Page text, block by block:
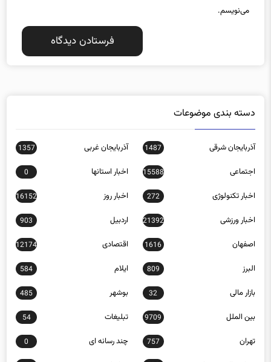
می‌نویسم.
دسته بندی موضوعات
آذربایجان شرقی 1487 آذربایجان غربی 1357
اجتماعی 15588 اخبار استانها 0
اخبار تکنولوژی 272 اخبار روز 16152
اخبار ورزشی 21392 اردبیل 903
اصفهان 1616 اقتصادی 12174
البرز 809 ایلام 584
بازار مالی 32 بوشهر 485
بین الملل 9709 تبلیغات 54
تهران 757 چند رسانه ای 0